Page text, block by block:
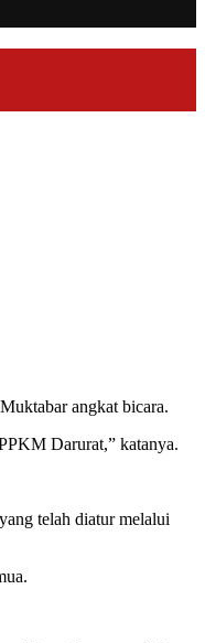
angkat bicara.
Darurat,” katanya.
telah diatur melalui